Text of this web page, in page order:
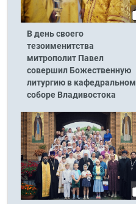
В день своего
тезоименитства
митрополит Павел
совершил Божественную
литургию в кафедральном
соборе Владивостока